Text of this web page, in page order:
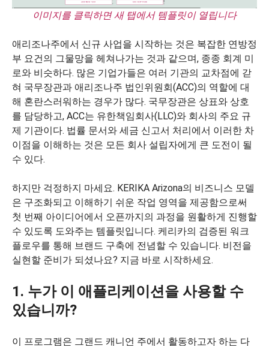
이미지를 클릭하면 새 탭에서 템플릿이 열립니다
애리조나주에서 신규 사업을 시작하는 것은 복잡한 연방정
부 요건의 그물망을 헤쳐나가는 것과 같으며, 종종 회계 미
로와 비슷하다. 많은 기업가들은 여러 기관의 교차점에 갇
혀 국무장관과 애리조나주 법인위원회(ACC)의 역할에 대
해 혼란스러워하는 경우가 많다. 국무장관은 상표와 상호
를 담당하고, ACC는 유한책임회사(LLC)와 회사의 주요 규
제 기관이다. 법률 문서와 세금 신고서 처리에서 이러한 차
이점을 이해하는 것은 모든 회사 설립자에게 큰 도전이 될
수 있다.
하지만 걱정하지 마세요. KERIKA Arizona의 비즈니스 모델
은 구조화되고 이해하기 쉬운 작업 영역을 제공함으로써
첫 번째 아이디어에서 오픈까지의 과정을 원활하게 진행할
수 있도록 도와주는 템플릿입니다. 케리카의 검증된 워크
플로우를 통해 브랜드 구축에 전념할 수 있습니다. 비전을
실현할 준비가 되셨나요? 지금 바로 시작하세요.
1. 누가 이 애플리케이션을 사용할 수
있습니까?
이 프로그램은 그랜드 캐니언 주에서 활동하고자 하는 다